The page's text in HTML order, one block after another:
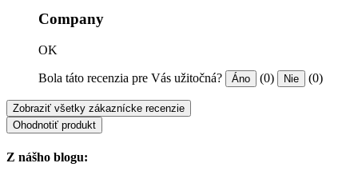
Company
OK
Bola táto recenzia pre Vás užitočná? Áno (0) Nie (0)
Zobraziť všetky zákaznícke recenzie
Ohodnotiť produkt
Z nášho blogu: